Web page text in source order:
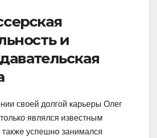
и
своей долгой карьеры Олег
являлся известным
также успешно занимался